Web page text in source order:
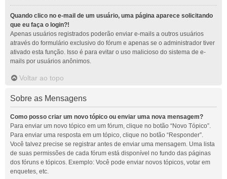
Quando clico no e-mail de um usuário, uma página aparece solicitando
que eu faça o login?!
Apenas usuários registrados poderão enviar e-mails a outros usuários
através do formulário exclusivo do fórum e apenas se o administrador tiver
ativado esta função. Isso é para evitar o uso malicioso do sistema de e-
mails por usuários anônimos.
Voltar ao topo
Sobre as Mensagens
Como posso criar um novo tópico ou enviar uma nova mensagem?
Para enviar um novo tópico em um fórum, clique no botão “Novo Tópico”.
Para enviar uma resposta em um tópico, clique no botão “Responder”.
Você talvez precise se registrar antes de enviar uma mensagem. Uma lista
de suas permissões de cada fórum está disponível no fundo das páginas
dos fóruns e tópicos. Exemplo: Você pode enviar novos tópicos, votar em
enquetes, etc.